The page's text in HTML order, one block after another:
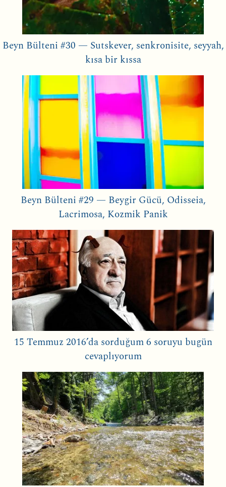
Beyn Bülteni #30 — Sutskever, senkronisite, seyyah,
kısa bir kıssa
Beyn Bülteni #29 — Beygir Gücü, Odisseia,
Lacrimosa, Kozmik Panik
15 Temmuz 2016’da sorduğum 6 soruyu bugün
cevaplıyorum